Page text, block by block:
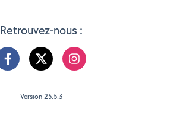
Retrouvez-nous :
Version 25.5.3